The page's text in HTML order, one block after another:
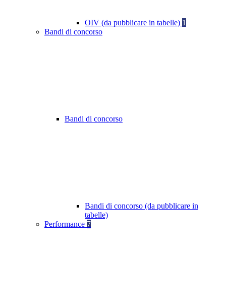
OIV (da pubblicare in tabelle) 1
Bandi di concorso
Bandi di concorso
Bandi di concorso (da pubblicare in
tabelle)
Performance 7